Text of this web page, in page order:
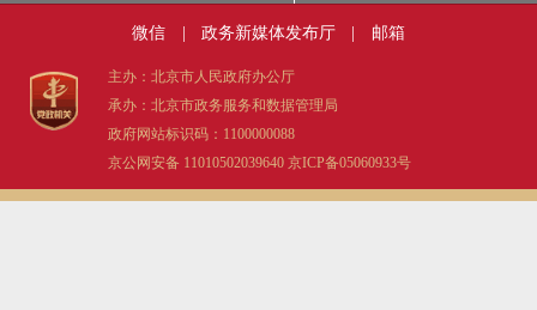
微信 政务新媒体发布厅 邮箱
主办：北京市人民政府办公厅
承办：北京市政务服务和数据管理局
政府网站标识码：1100000088
京公网安备 11010502039640 京ICP备05060933号